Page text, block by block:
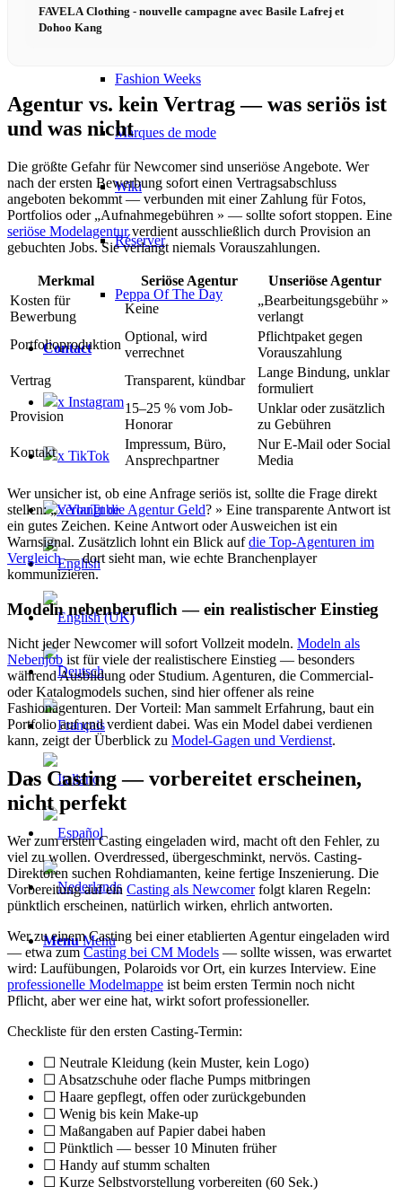
Fashion Weeks
Marques de mode
Wiki
Réserver
Peppa Of The Day
Contact
x Instagram
x TikTok
x YouTube
Menu Menu
FAVELA Clothing - nouvelle campagne avec Basile Lafrej et
Dohoo Kang
Agentur vs. kein Vertrag — was seriös ist
und was nicht
Die größte Gefahr für Newcomer sind unseriöse Angebote. Wer
nach der ersten Bewerbung sofort einen Vertragsabschluss
angeboten bekommt — verbunden mit einer Zahlung für Fotos,
Portfolios oder „Aufnahmegebühren » — sollte sofort stoppen. Eine
seriöse Modelagenturverdient ausschließlich durch Provision an
gebuchten Jobs. Sie verlangt niemals Vorauszahlungen.
Merkmal Seriöse Agentur
Unseriöse Agentur
Kosten für
Bewerbung
Keine
„Bearbeitungsgebühr »
verlangt
Portfolioproduktion
Optional, wird
verrechnet
Pflichtpaket gegen
Vorauszahlung
Vertrag
Transparent, kündbar
Lange Bindung, unklar
formuliert
Provision
15–25 % vom Job-
Honorar
Unklar oder zusätzlich
zu Gebühren
Kontakt
Impressum, Büro,
Ansprechpartner
Nur E-Mail oder Social
Media
Wer unsicher ist, ob eine Anfrage seriös ist, sollte die Frage direkt
stellen: „Verlangt die Agentur Geld? » Eine transparente Antwort ist
ein gutes Zeichen. Keine Antwort oder Ausweichen ist ein
Warnsignal. Zusätzlich lohnt ein Blick aufdie Top-Agenturen im
Vergleich— dort sieht man, wie echte Branchenplayer
kommunizieren.
Modeln nebenberuflich — ein realistischer Einstieg
Nicht jeder Newcomer will sofort Vollzeit modeln. Modeln als
Nebenjob ist für viele der realistischere Einstieg — besonders
während Ausbildung oder Studium. Agenturen, die Commercial-
oder Katalogmodels suchen, sind hier offener als reine
Fashionagenturen. Der Vorteil: Man sammelt Erfahrung, baut ein
Portfolio auf und verdient dabei. Was ein Model dabei verdienen
kann, zeigt der Überblick zu Model-Gagen und Verdienst.
Das Casting — vorbereitet erscheinen,
nicht perfekt
Wer zum ersten Casting eingeladen wird, macht oft den Fehler, zu
viel zu wollen. Overdressed, übergeschminkt, nervös. Casting-
Direktoren suchen Rohdiamanten, keine fertige Inszenierung. Die
Vorbereitung auf ein Casting als Newcomerfolgt klaren Regeln:
pünktlich erscheinen, natürlich wirken, ehrlich antworten.
Wer zu einem Casting bei einer etablierten Agentur eingeladen wird
— etwa zumCasting bei CM Models — sollte wissen, was erwartet
wird: Laufübungen, Polaroids vor Ort, ein kurzes Interview. Eine
professionelle Modelmappe ist beim ersten Termin noch nicht
Pflicht, aber wer eine hat, wirkt sofort professioneller.
Checkliste für den ersten Casting-Termin:
☐ Neutrale Kleidung (kein Muster, kein Logo)
☐ Absatzschuhe oder flache Pumps mitbringen
☐ Haare gepflegt, offen oder zurückgebunden
☐ Wenig bis kein Make-up
☐ Maßangaben auf Papier dabei haben
☐ Pünktlich — besser 10 Minuten früher
☐ Handy auf stumm schalten
☐ Kurze Selbstvorstellung vorbereiten (60 Sek.)